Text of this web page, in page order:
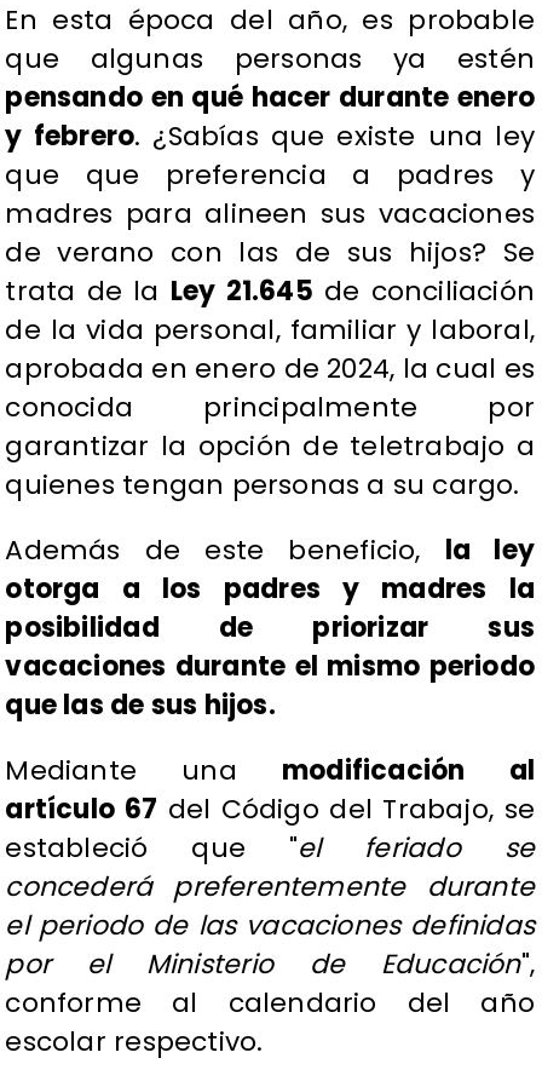
En esta época del año, es probable
que algunas personas ya estén
pensando en qué hacer durante enero
y febrero. ¿Sabías que existe una ley
que que preferencia a padres y
madres para alineen sus vacaciones
de verano con las de sus hijos? Se
trata de la Ley 21.645 de conciliación
de la vida personal, familiar y laboral,
aprobada en enero de 2024, la cual es
conocida principalmente por
garantizar la opción de teletrabajo a
quienes tengan personas a su cargo.
Además de este beneficio, la ley
otorga a los padres y madres la
posibilidad de priorizar sus
vacaciones durante el mismo periodo
que las de sus hijos.
Mediante una modificación al
artículo 67 del Código del Trabajo, se
estableció que "el feriado se
concederá preferentemente durante
el periodo de las vacaciones definidas
por el Ministerio de Educación",
conforme al calendario del año
escolar respectivo.